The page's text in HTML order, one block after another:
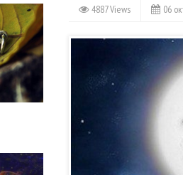
4887 Views 06